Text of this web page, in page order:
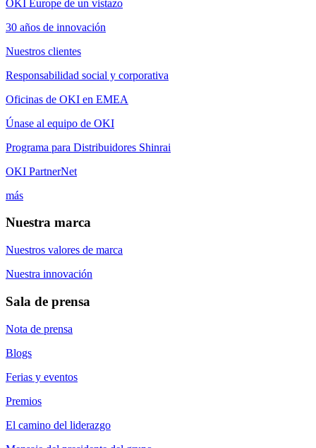
OKI Europe de un vistazo
30 años de innovación
Nuestros clientes
Responsabilidad social y corporativa
Oficinas de OKI en EMEA
Únase al equipo de OKI
Programa para Distribuidores Shinrai
OKI PartnerNet
más
Nuestra marca
Nuestros valores de marca
Nuestra innovación
Sala de prensa
Nota de prensa
Blogs
Ferias y eventos
Premios
El camino del liderazgo